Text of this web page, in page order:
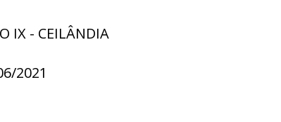
IX - CEILÂNDIA
2021